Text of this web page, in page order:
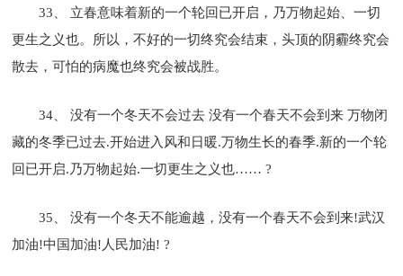
33、 立春意味着新的一个轮回已开启，乃万物起始、一切
更生之义也。所以，不好的一切终究会结束，头顶的阴霾终究会
散去，可怕的病魔也终究会被战胜。
34、 没有一个冬天不会过去 没有一个春天不会到来 万物闭
藏的冬季已过去.开始进入风和日暖.万物生长的春季.新的一个轮
回已开启.乃万物起始.一切更生之义也…… ?
35、 没有一个冬天不能逾越，没有一个春天不会到来!武汉
加油!中国加油!人民加油! ?